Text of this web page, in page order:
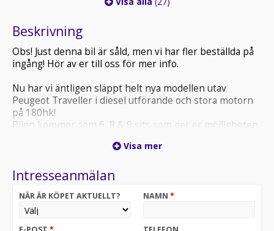
Beskrivning
Obs! Just denna bil är såld, men vi har fler beställda på
ingång! Hör av er till oss för mer info.
Nu har vi äntligen släppt helt nya modellen utav
Peugeot Traveller i diesel utförande och stora motorn
på 180hk!
Bilen kommer som 6, 8 & 9 sits som ger er möjligheten
rymlig och bekväm 5 eller 6 sits med kaptenstolar &
få med stolar vända mot varandra likt Multivan & V
Utrustningsnivån på instegsmodellen active är riktigt
Visa mer
Intresseanmälan
NÄR ÄR KÖPET AKTUELLT? NAMN *